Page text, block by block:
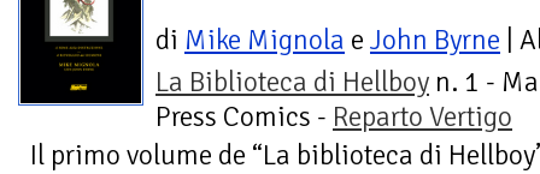
di Mike Mignola e John Byrne |
La Biblioteca di Hellboy n. 1 -
Press Comics - Reparto Vertigo
Il primo volume de “La biblioteca di